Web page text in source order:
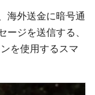
海外送金に暗号通
ジを送信する、
を使用するスマ